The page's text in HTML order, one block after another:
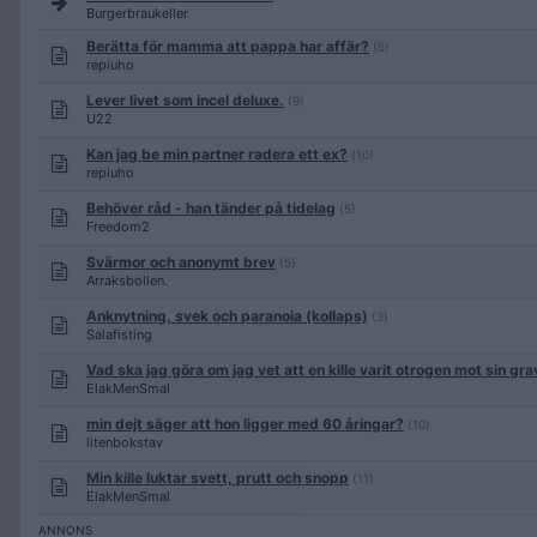
Burgerbraukeller
Berätta för mamma att pappa har affär? (5)
repiuho
Lever livet som incel deluxe. (9)
U22
Kan jag be min partner radera ett ex? (10)
repiuho
Behöver råd - han tänder på tidelag (5)
Freedom2
Svärmor och anonymt brev (5)
Arraksbollen.
Anknytning, svek och paranoia (kollaps) (3)
Salafisting
Vad ska jag göra om jag vet att en kille varit otrogen mot sin
ElakMenSmal
min dejt säger att hon ligger med 60 åringar? (10)
litenbokstav
Min kille luktar svett, prutt och snopp (11)
ElakMenSmal